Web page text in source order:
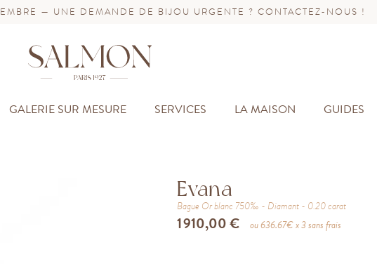
— UNE DEMANDE DE BIJOU URGENTE ? CONTACTEZ-NOUS !
GALERIE SUR MESURE SERVICES LA MAISON GUIDES
Evana
Bague Or blanc 750‰ Diamant 0.20carat
1 910,00 € ou636.67€ x 3 sans frais